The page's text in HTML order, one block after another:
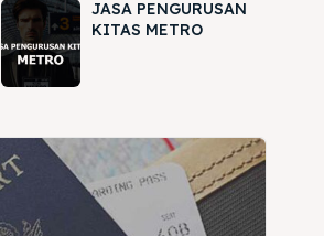
JASA PENGURUSAN
KITAS METRO